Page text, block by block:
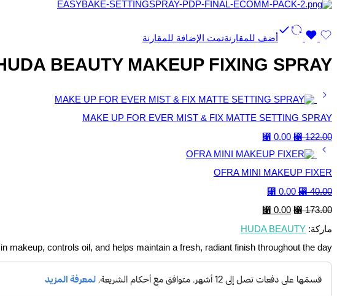
أضف للمقارنةتمت الإضافة للمقارنة
BEAUTY MAKEUP FIXING SPRAY
MAKE UP FOR EVER MIST & FIX MATTE SETTING SPRAY
⃁122.00
السعر
هو:
⃁ 0.00
هو:
OFRA MINI MAKEUP FIXER
⃁40.00
السعر
هو:
⃁ 0.00
هو:
⃁173.00
السعر
هو:
⃁ 0.00
هو:
ماركة: HUDA BEAUTY
makeup, controls oil, and helps maintain a fresh, radiant finish throughout the day.